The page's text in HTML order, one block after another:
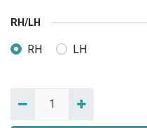
RH/LH
RH LH